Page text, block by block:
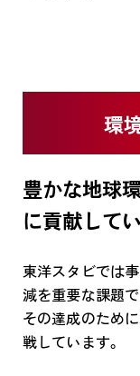
環
豊かな地球
に貢献して
東洋スタビでは
減を重要な課題
その達成のため
戦しています。